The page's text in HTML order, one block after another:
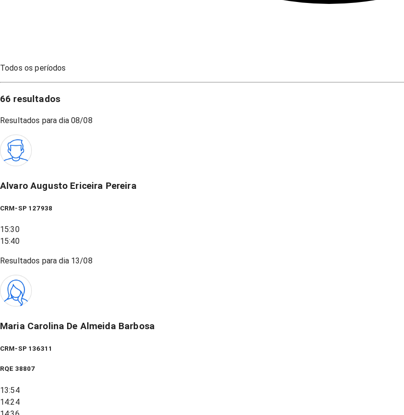
Todos os períodos
66 resultados
Resultados para dia 08/08
Alvaro Augusto Ericeira Pereira
CRM-SP 127938
15:30
15:40
Resultados para dia 13/08
Maria Carolina De Almeida Barbosa
CRM-SP 136311
RQE 38807
13:54
14:24